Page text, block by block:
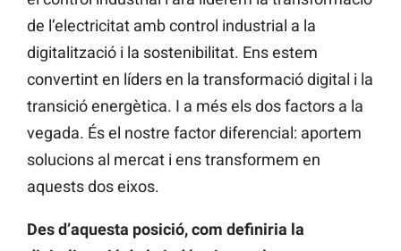
de l’electricitat amb control industrial a la
digitalització i la sostenibilitat. Ens estem
convertint en líders en la transformació digital i la
transició energètica. I a més els dos factors a la
vegada. És el nostre factor diferencial: aportem
solucions al mercat i ens transformem en
aquests dos eixos.
Des d’aquesta posició, com definiria la